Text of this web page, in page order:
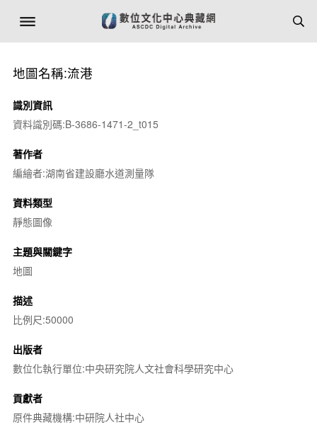
地圖名稱:流港
識別資訊
資料識別碼:B-3686-1471-2_t015
著作者
編繪者:湖南省建設廳水道測量隊
資料類型
靜態圖像
主題與關鍵字
地圖
描述
比例尺:50000
出版者
數位化執行單位:中央研究院人文社會科學研究中心
貢獻者
原件典藏機構:中研院人社中心